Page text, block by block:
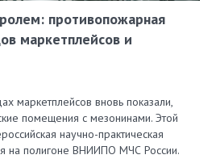
противопожарная
маркетплейсов и
маркетплейсов вновь показали,
помещения с мезонинами. Этой
научно-практическая
на полигоне ВНИИПО МЧС России.